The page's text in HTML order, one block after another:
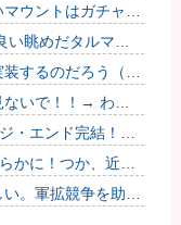
ウントはガチャで
い眺めだタルマ
するのだろう（ﾃﾞ
ないで！！→ わか
・エンド完結！彦
してもらうけど
かに！つか、近藤
装にも期待！
。軍拡競争を助長